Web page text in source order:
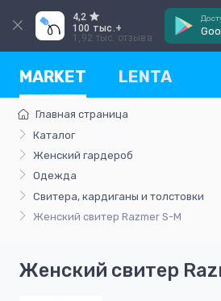
4,2
100 тыс.+
1,92 тыс. отзыва
MARKET LENTA
Главная страница
Каталог
Женский гардероб
Одежда
Свитера, кардиганы и толстовки
Женский свитер Razmer S-M
Женский свитер